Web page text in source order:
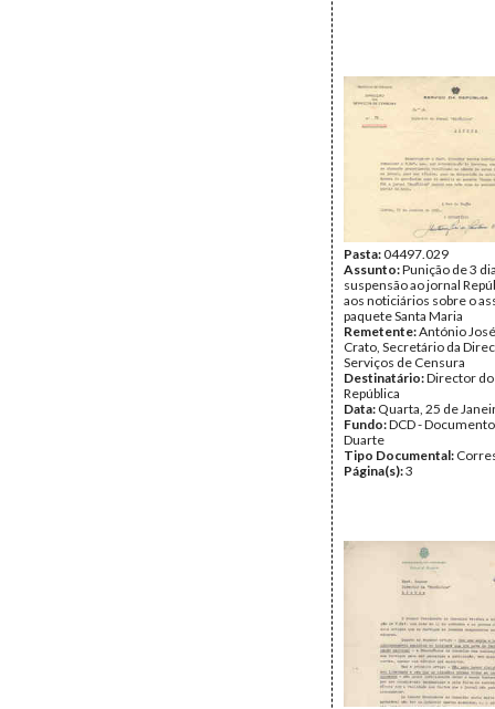
Pasta:04497.029
Assunto:Punição de 3
suspensão ao jornal
aos noticiários sobre o
paquete Santa Maria
Remetente:António
Crato, Secretário da
Serviços de Censura
Destinatário:Director
República
Data: Quarta, 25 de
Fundo:DCD -
Duarte
Tipo Documental:
Página(s):3